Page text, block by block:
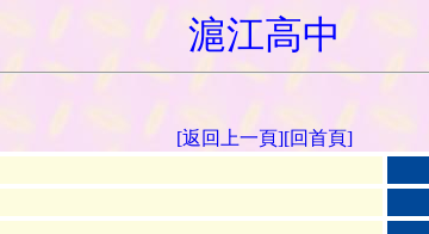
滬江高中
[返回上一頁][回首頁]